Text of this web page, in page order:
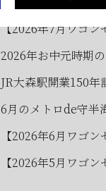
【2026年7月ワゴン
2026年お中元時期
JR大森駅開業150年
6月のメトロde守
【2026年6月ワゴン
【2026年5月ワゴン